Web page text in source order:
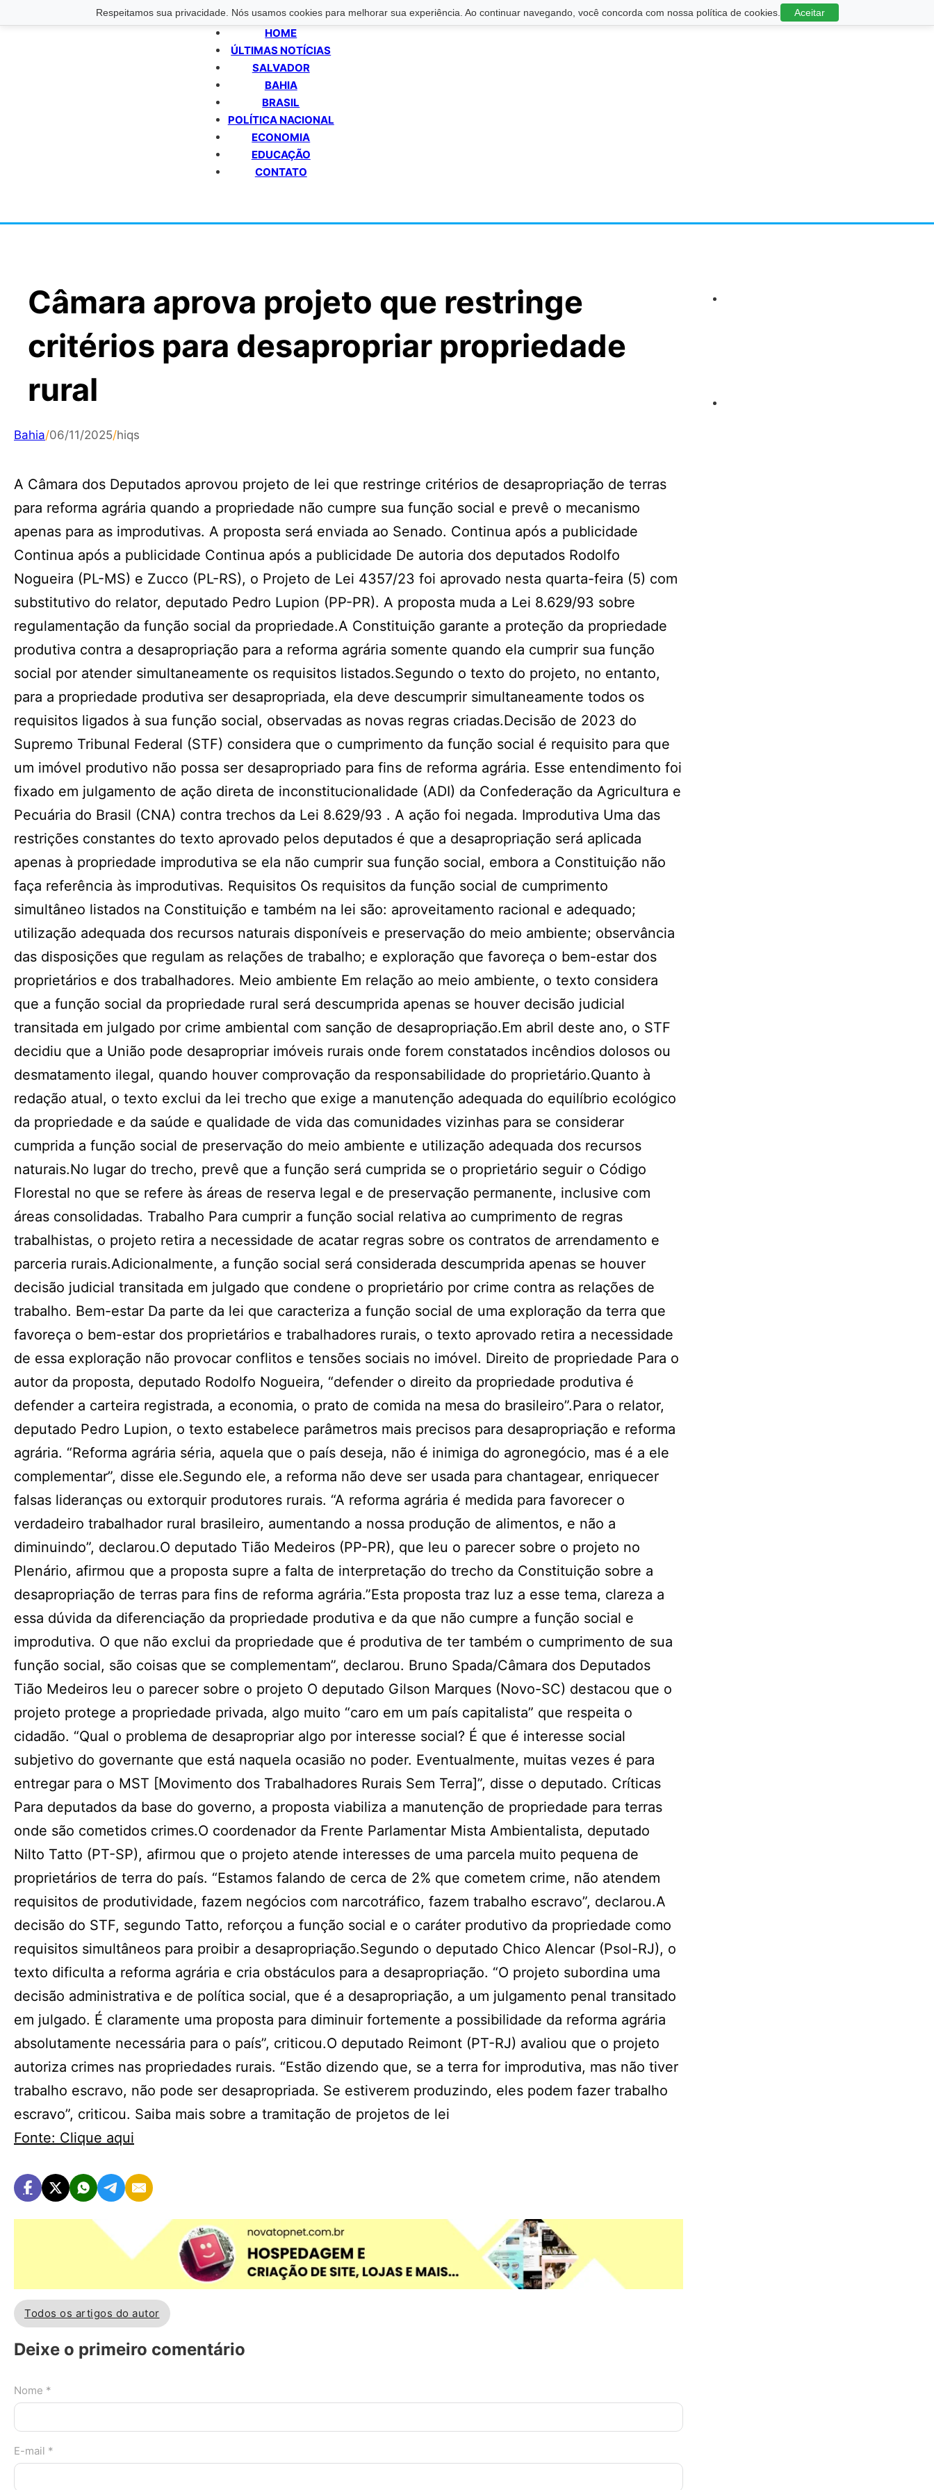
Respeitamos sua privacidade. Nós usamos cookies para melhorar sua experiência. Ao continuar navegando, você concorda com nossa política de cookies. Aceitar
HOME
ÚLTIMAS NOTÍCIAS
SALVADOR
BAHIA
BRASIL
POLÍTICA NACIONAL
ECONOMIA
EDUCAÇÃO
CONTATO
Câmara aprova projeto que restringe
critérios para desapropriar propriedade
rural
Bahia/06/11/2025/hiqs
A Câmara dos Deputados aprovou projeto de lei que restringe critérios de desapropriação de terras
para reforma agrária quando a propriedade não cumpre sua função social e prevê o mecanismo
apenas para as improdutivas. A proposta será enviada ao Senado. Continua após a publicidade
Continua após a publicidade Continua após a publicidade De autoria dos deputados Rodolfo
Nogueira (PL-MS) e Zucco (PL-RS), o Projeto de Lei 4357/23 foi aprovado nesta quarta-feira (5) com
substitutivo do relator, deputado Pedro Lupion (PP-PR). A proposta muda a Lei 8.629/93 sobre
regulamentação da função social da propriedade.A Constituição garante a proteção da propriedade
produtiva contra a desapropriação para a reforma agrária somente quando ela cumprir sua função
social por atender simultaneamente os requisitos listados.Segundo o texto do projeto, no entanto,
para a propriedade produtiva ser desapropriada, ela deve descumprir simultaneamente todos os
requisitos ligados à sua função social, observadas as novas regras criadas.Decisão de 2023 do
Supremo Tribunal Federal (STF) considera que o cumprimento da função social é requisito para que
um imóvel produtivo não possa ser desapropriado para fins de reforma agrária. Esse entendimento foi
fixado em julgamento de ação direta de inconstitucionalidade (ADI) da Confederação da Agricultura e
Pecuária do Brasil (CNA) contra trechos da Lei 8.629/93 . A ação foi negada. Improdutiva Uma das
restrições constantes do texto aprovado pelos deputados é que a desapropriação será aplicada
apenas à propriedade improdutiva se ela não cumprir sua função social, embora a Constituição não
faça referência às improdutivas. Requisitos Os requisitos da função social de cumprimento
simultâneo listados na Constituição e também na lei são: aproveitamento racional e adequado;
utilização adequada dos recursos naturais disponíveis e preservação do meio ambiente; observância
das disposições que regulam as relações de trabalho; e exploração que favoreça o bem-estar dos
proprietários e dos trabalhadores. Meio ambiente Em relação ao meio ambiente, o texto considera
que a função social da propriedade rural será descumprida apenas se houver decisão judicial
transitada em julgado por crime ambiental com sanção de desapropriação.Em abril deste ano, o STF
decidiu que a União pode desapropriar imóveis rurais onde forem constatados incêndios dolosos ou
desmatamento ilegal, quando houver comprovação da responsabilidade do proprietário.Quanto à
redação atual, o texto exclui da lei trecho que exige a manutenção adequada do equilíbrio ecológico
da propriedade e da saúde e qualidade de vida das comunidades vizinhas para se considerar
cumprida a função social de preservação do meio ambiente e utilização adequada dos recursos
naturais.No lugar do trecho, prevê que a função será cumprida se o proprietário seguir o Código
Florestal no que se refere às áreas de reserva legal e de preservação permanente, inclusive com
áreas consolidadas. Trabalho Para cumprir a função social relativa ao cumprimento de regras
trabalhistas, o projeto retira a necessidade de acatar regras sobre os contratos de arrendamento e
parceria rurais.Adicionalmente, a função social será considerada descumprida apenas se houver
decisão judicial transitada em julgado que condene o proprietário por crime contra as relações de
trabalho. Bem-estar Da parte da lei que caracteriza a função social de uma exploração da terra que
favoreça o bem-estar dos proprietários e trabalhadores rurais, o texto aprovado retira a necessidade
de essa exploração não provocar conflitos e tensões sociais no imóvel. Direito de propriedade Para o
autor da proposta, deputado Rodolfo Nogueira, “defender o direito da propriedade produtiva é
defender a carteira registrada, a economia, o prato de comida na mesa do brasileiro”.Para o relator,
deputado Pedro Lupion, o texto estabelece parâmetros mais precisos para desapropriação e reforma
agrária. “Reforma agrária séria, aquela que o país deseja, não é inimiga do agronegócio, mas é a ele
complementar”, disse ele.Segundo ele, a reforma não deve ser usada para chantagear, enriquecer
falsas lideranças ou extorquir produtores rurais. “A reforma agrária é medida para favorecer o
verdadeiro trabalhador rural brasileiro, aumentando a nossa produção de alimentos, e não a
diminuindo”, declarou.O deputado Tião Medeiros (PP-PR), que leu o parecer sobre o projeto no
Plenário, afirmou que a proposta supre a falta de interpretação do trecho da Constituição sobre a
desapropriação de terras para fins de reforma agrária.”Esta proposta traz luz a esse tema, clareza a
essa dúvida da diferenciação da propriedade produtiva e da que não cumpre a função social e
improdutiva. O que não exclui da propriedade que é produtiva de ter também o cumprimento de sua
função social, são coisas que se complementam”, declarou. Bruno Spada/Câmara dos Deputados
Tião Medeiros leu o parecer sobre o projeto O deputado Gilson Marques (Novo-SC) destacou que o
projeto protege a propriedade privada, algo muito “caro em um país capitalista” que respeita o
cidadão. “Qual o problema de desapropriar algo por interesse social? É que é interesse social
subjetivo do governante que está naquela ocasião no poder. Eventualmente, muitas vezes é para
entregar para o MST [Movimento dos Trabalhadores Rurais Sem Terra]”, disse o deputado. Críticas
Para deputados da base do governo, a proposta viabiliza a manutenção de propriedade para terras
onde são cometidos crimes.O coordenador da Frente Parlamentar Mista Ambientalista, deputado
Nilto Tatto (PT-SP), afirmou que o projeto atende interesses de uma parcela muito pequena de
proprietários de terra do país. “Estamos falando de cerca de 2% que cometem crime, não atendem
requisitos de produtividade, fazem negócios com narcotráfico, fazem trabalho escravo”, declarou.A
decisão do STF, segundo Tatto, reforçou a função social e o caráter produtivo da propriedade como
requisitos simultâneos para proibir a desapropriação.Segundo o deputado Chico Alencar (Psol-RJ), o
texto dificulta a reforma agrária e cria obstáculos para a desapropriação. “O projeto subordina uma
decisão administrativa e de política social, que é a desapropriação, a um julgamento penal transitado
em julgado. É claramente uma proposta para diminuir fortemente a possibilidade da reforma agrária
absolutamente necessária para o país”, criticou.O deputado Reimont (PT-RJ) avaliou que o projeto
autoriza crimes nas propriedades rurais. “Estão dizendo que, se a terra for improdutiva, mas não tiver
trabalho escravo, não pode ser desapropriada. Se estiverem produzindo, eles podem fazer trabalho
escravo”, criticou. Saiba mais sobre a tramitação de projetos de lei
Fonte: Clique aqui
Todos os artigos do autor
Deixe o primeiro comentário
Nome *
E-mail *